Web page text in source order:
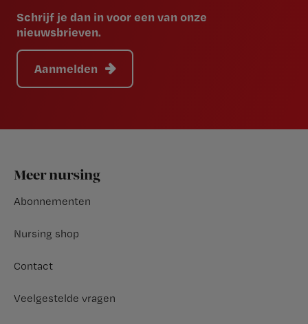
Schrijf je dan in voor een van onze
nieuwsbrieven.
Aanmelden
Footer
Meer nursing
Abonnementen
Nursing shop
Contact
Veelgestelde vragen